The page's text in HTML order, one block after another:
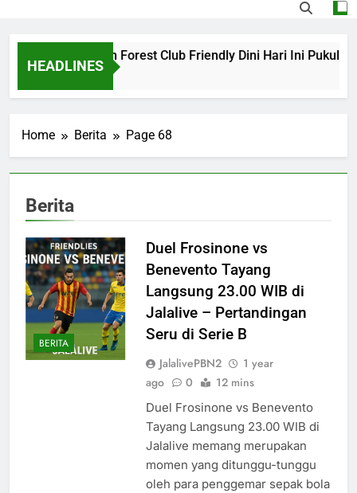
HEADLINES
vs Nottingham Forest Club Friendly Dini Hari Ini Pukul
Home Berita Page 68
Berita
BERITA
Duel Frosinone vs
Benevento Tayang
Langsung 23.00 WIB di
Jalalive – Pertandingan
Seru di Serie B
JalalivePBN2
1 year
ago
0 12 mins
Duel Frosinone vs Benevento
Tayang Langsung 23.00 WIB di
Jalalive memang merupakan
momen yang ditunggu-tunggu
oleh para penggemar sepak bola